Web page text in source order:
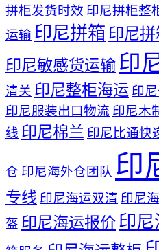
拼柜发货时效 印尼拼柜整
运输 印尼拼箱 印尼
印尼敏感货运输 印
清关 印尼整柜海运 印
印尼服装出口物流 印尼木
线 印尼棉兰 印尼比通快
仓 印尼海外仓团队 印
专线 印尼海运双清 印尼
盔 印尼海运报价印尼